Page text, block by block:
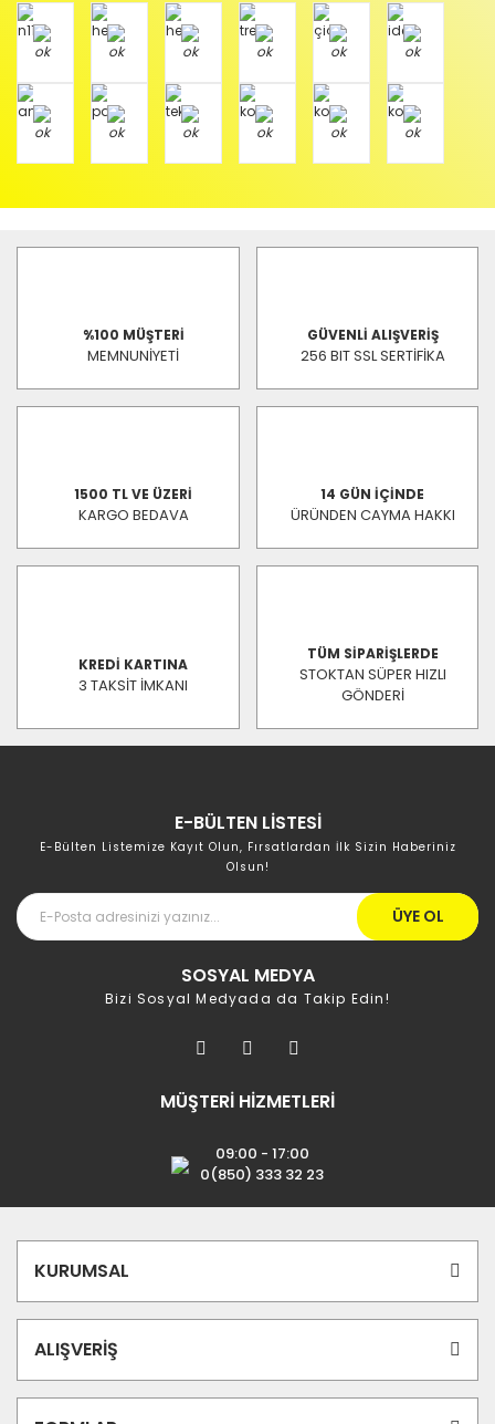
%100 MÜŞTERİ
MEMNUNİYETİ
GÜVENLİ ALIŞVERİŞ
256 BIT SSL SERTİFİKA
1500 TL VE ÜZERİ
KARGO BEDAVA
14 GÜN İÇİNDE
ÜRÜNDEN CAYMA HAKKI
KREDİ KARTINA
3 TAKSİT İMKANI
TÜM SİPARİŞLERDE
STOKTAN SÜPER HIZLI
GÖNDERİ
E-BÜLTEN LİSTESİ
E-Bülten Listemize Kayıt Olun, Fırsatlardan İlk Sizin Haberiniz
Olsun!
ÜYE OL
SOSYAL MEDYA
Bizi Sosyal Medyada da Takip Edin!
MÜŞTERİ HİZMETLERİ
09:00 - 17:00
0(850) 333 32 23
KURUMSAL
ALIŞVERİŞ